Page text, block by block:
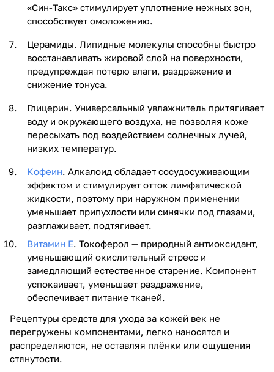
«Син-Такс» стимулирует уплотнение нежных зон,
способствует омоложению.
Церамиды. Липидные молекулы способны быстро
восстанавливать жировой слой на поверхности,
предупреждая потерю влаги, раздражение и
снижение тонуса.
Глицерин. Универсальный увлажнитель притягивает
воду и окружающего воздуха, не позволяя коже
пересыхать под воздействием солнечных лучей,
низких температур.
Кофеин. Алкалоид обладает сосудосуживающим
эффектом и стимулирует отток лимфатической
жидкости, поэтому при наружном применении
уменьшает припухлости или синячки под глазами,
разглаживает, подтягивает.
Витамин Е. Токоферол — природный антиоксидант,
уменьшающий окислительный стресс и
замедляющий естественное старение. Компонент
успокаивает, уменьшает раздражение,
обеспечивает питание тканей.
Рецептуры средств для ухода за кожей век не
перегружены компонентами, легко наносятся и
распределяются, не оставляя плёнки или ощущения
стянутости.